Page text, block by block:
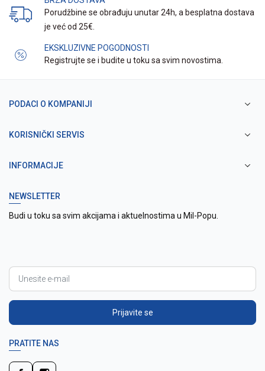
Porudžbine se obrađuju unutar 24h, a besplatna dostava
je već od 25€.
EKSKLUZIVNE POGODNOSTI
Registrujte se i budite u toku sa svim novostima.
PODACI O KOMPANIJI
KORISNIČKI SERVIS
INFORMACIJE
NEWSLETTER
Budi u toku sa svim akcijama i aktuelnostima u Mil-Popu.
Prijavite se
PRATITE NAS